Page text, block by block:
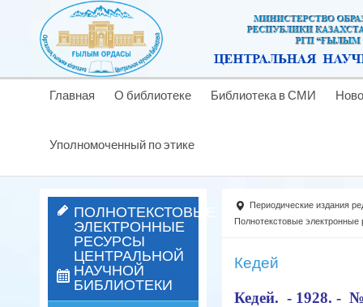
Главная О библиотеке Библиотека в СМИ
Уполномоченный по этике
Периодические издания
Полнотекстовые
Кедей
Кедей. - 1928. -
ПОЛНОТЕКСТОВЫЕ
ЭЛЕКТРОННЫЕ
РЕСУРСЫ
ЦЕНТРАЛЬНОЙ
НАУЧНОЙ
БИБЛИОТЕКИ